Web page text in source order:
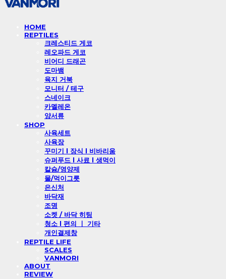
HOME
REPTILES
크레스티드 게코
레오파드 게코
비어디 드래곤
도마뱀
육지 거북
모니터 / 테구
스네이크
카멜레온
양서류
SHOP
사육세트
사육장
꾸미기 l 장식 l 비바리움
슈퍼푸드 l 사료 l 생먹이
칼슘/영양제
물/먹이그릇
은신처
바닥재
조명
소켓 / 바닥 히팅
청소 l 편의 ㅣ 기타
개인결제창
REPTILE LIFE
SCALES
VANMORI
ABOUT
REVIEW